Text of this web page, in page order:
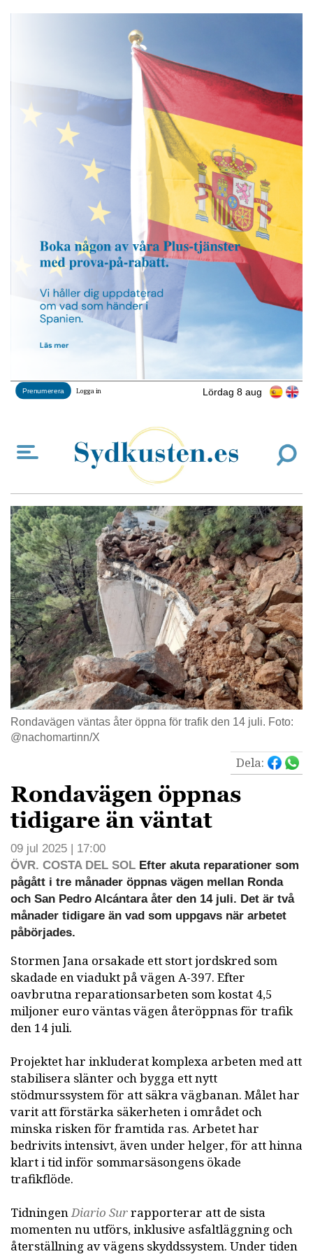
Lördag 8 aug
Prenumerera Logga in
Rondavägen väntas åter öppna för trafik den 14 juli. Foto:
@nachomartinn/X
Dela:
Rondavägen öppnas
tidigare än väntat
09 jul 2025 | 17:00
ÖVR. COSTA DEL SOL Efter akuta reparationer som
pågått i tre månader öppnas vägen mellan Ronda
och San Pedro Alcántara åter den 14 juli. Det är två
månader tidigare än vad som uppgavs när arbetet
påbörjades.
Stormen Jana orsakade ett stort jordskred som
skadade en viadukt på vägen A-397. Efter
oavbrutna reparationsarbeten som kostat 4,5
miljoner euro väntas vägen återöppnas för trafik
den 14 juli.
Projektet har inkluderat komplexa arbeten med att
stabilisera slänter och bygga ett nytt
stödmurssystem för att säkra vägbanan. Målet har
varit att förstärka säkerheten i området och
minska risken för framtida ras. Arbetet har
bedrivits intensivt, även under helger, för att hinna
klart i tid inför sommarsäsongens ökade
trafikflöde.
TidningenDiario Surrapporterar att de sista
momenten nu utförs, inklusive asfaltläggning och
återställning av vägens skyddssystem. Under tiden